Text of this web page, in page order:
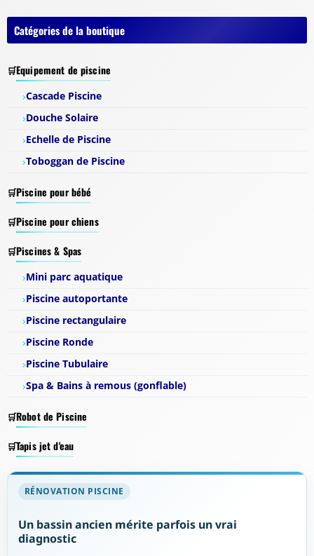
Catégories de la boutique
Equipement de piscine
Cascade Piscine
Douche Solaire
Echelle de Piscine
Toboggan de Piscine
Piscine pour bébé
Piscine pour chiens
Piscines & Spas
Mini parc aquatique
Piscine autoportante
Piscine rectangulaire
Piscine Ronde
Piscine Tubulaire
Spa & Bains à remous (gonflable)
Robot de Piscine
Tapis jet d'eau
RÉNOVATION PISCINE
Un bassin ancien mérite parfois un vrai
diagnostic